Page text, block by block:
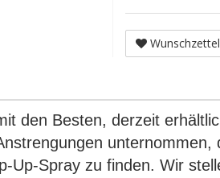
Wunschzettel
den Besten, derzeit
Up-Spray zu finden. Wir